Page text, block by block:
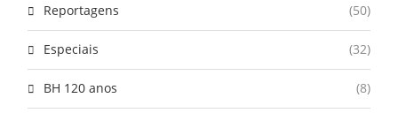
Reportagens (50)
Especiais (32)
BH 120 anos (8)